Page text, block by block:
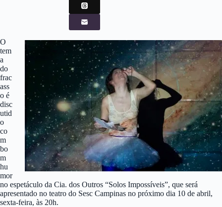
O
tem
a
do
frac
ass
o é
disc
utid
o
co
m
bo
m
hu
mor
no espetáculo da Cia. dos Outros “Solos Impossíveis”, que será
apresentado no teatro do Sesc Campinas no próximo dia 10 de abril,
sexta-feira, às 20h.